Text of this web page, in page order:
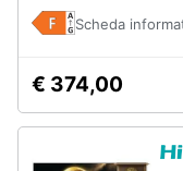
igiene
Beauty
Giocattoli
Scheda
€ 374,00